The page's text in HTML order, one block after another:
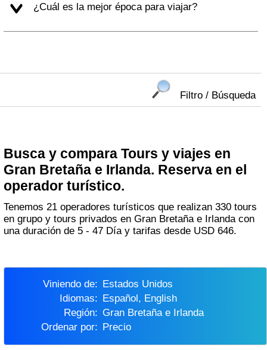
¿Cuál es la mejor época para viajar?
Filtro / Búsqueda
Busca y compara Tours y viajes en
Gran Bretaña e Irlanda. Reserva en el
operador turístico.
Tenemos 21 operadores turísticos que realizan 330 tours
en grupo y tours privados en Gran Bretaña e Irlanda con
una duración de 5 - 47 Día y tarifas desde USD 646.
Viniendo de:
Estados Unidos
Idiomas:
Español, English
Región:
Gran Bretaña e Irlanda
Ordenar por:
Precio